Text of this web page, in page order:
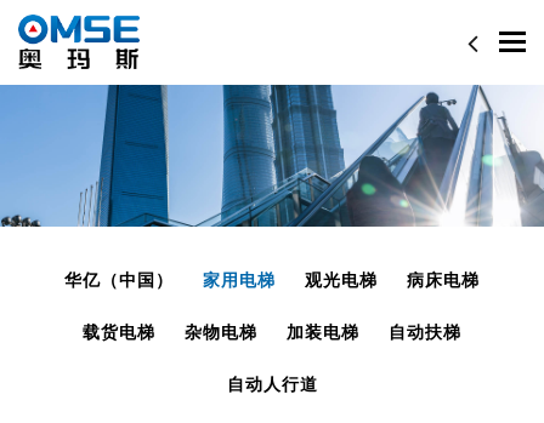
华亿（中国） 家用电梯 观光电梯 病床电梯
载货电梯 杂物电梯 加装电梯 自动扶梯
自动人行道